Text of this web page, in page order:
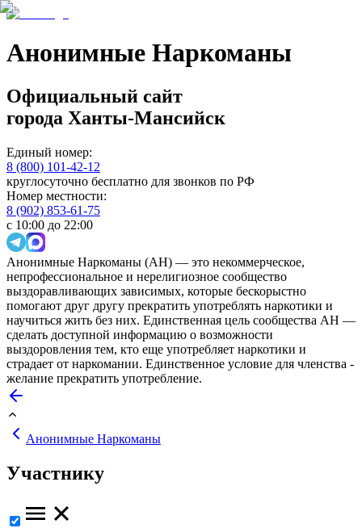
Анонимные Наркоманы
Официальный сайт
города Ханты-Мансийск
Единый номер:
8 (800) 101-42-12
круглосуточно бесплатно для звонков по РФ
Номер местности:
8 (902) 853-61-75
с 10:00 до 22:00
Анонимные Наркоманы (АН) — это некоммерческое,
непрофессиональное и нерелигиозное сообщество
выздоравливающих зависимых, которые бескорыстно
помогают друг другу прекратить употреблять наркотики и
научиться жить без них. Единственная цель сообщества АН —
сделать доступной информацию о возможности
выздоровления тем, кто еще употребляет наркотики и
страдает от наркомании. Единственное условие для членства -
желание прекратить употребление.
Анонимные Наркоманы
Участнику